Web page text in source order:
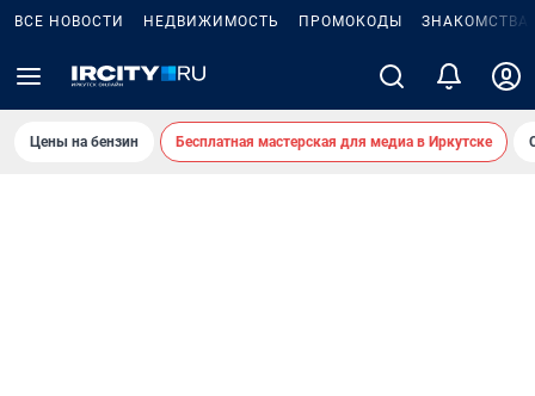
ВСЕ НОВОСТИ НЕДВИЖИМОСТЬ ПРОМОКОДЫ ЗНАКОМСТВА
Цены на бензин Бесплатная мастерская для медиа в Иркутске